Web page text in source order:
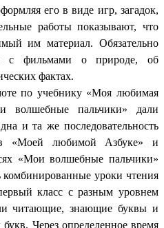
его в виде игр, загадок,
работы показывают, что
им материал. Обязательно
с фильмами о природе, об
фактах.
по учебнику «Моя любимая
волшебные пальчики» дали
и та же последовательность
«Моей любимой Азбуке» и
«Мои волшебные пальчики»
комбинированные уроки чтения
класс с разным уровнем
читающие, знающие буквы и
Через определенное время